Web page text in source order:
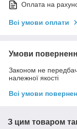
Оплата на
Всі умови оплати
Умови
Законом не
належної якості
Всі умови
З цим товаром